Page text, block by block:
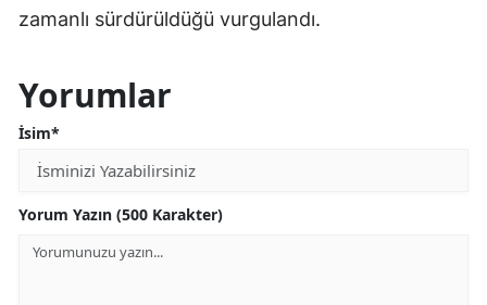
zamanlı sürdürüldüğü vurgulandı.
Yorumlar
İsim*
Yorum Yazın (500 Karakter)